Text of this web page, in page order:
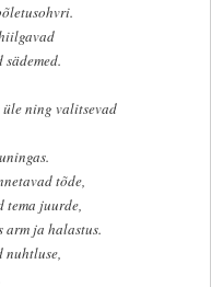
ning valitsevad
tõde,
tema juurde,
arm ja halastus.
nuhtluse,